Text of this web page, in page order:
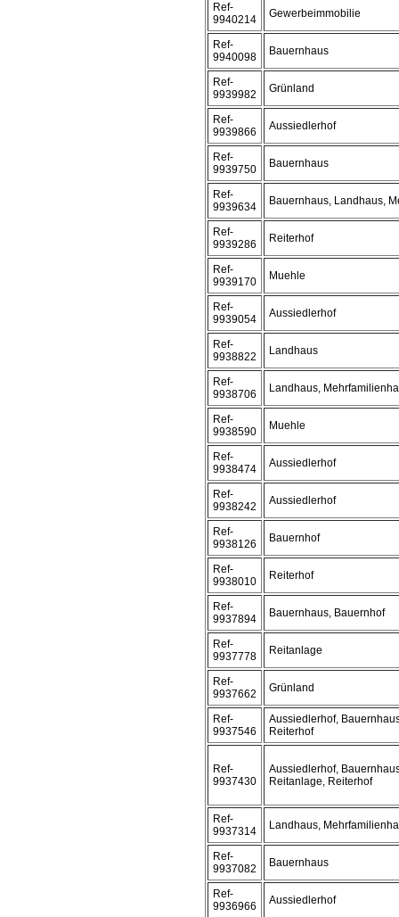
Ref-
9940214
Gewerbeimmobilie
Ref-
9940098
Bauernhaus
Ref-
9939982
Grünland
Ref-
9939866
Aussiedlerhof
Ref-
9939750
Bauernhaus
Ref-
9939634
Bauernhaus, Landhaus,
Ref-
9939286
Reiterhof
Ref-
9939170
Muehle
Ref-
9939054
Aussiedlerhof
Ref-
9938822
Landhaus
Ref-
9938706
Landhaus,
Ref-
9938590
Muehle
Ref-
9938474
Aussiedlerhof
Ref-
9938242
Aussiedlerhof
Ref-
9938126
Bauernhof
Ref-
9938010
Reiterhof
Ref-
9937894
Bauernhaus, Bauernhof
Ref-
9937778
Reitanlage
Ref-
9937662
Grünland
Ref-
9937546
Aussiedlerhof,
Reiterhof
Ref-
9937430
Aussiedlerhof,
Reitanlage, Reiterhof
Ref-
9937314
Landhaus,
Ref-
9937082
Bauernhaus
Ref-
9936966
Aussiedlerhof